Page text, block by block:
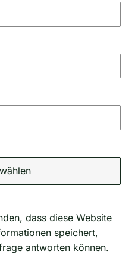
dass diese Website
speichert,
antworten können.